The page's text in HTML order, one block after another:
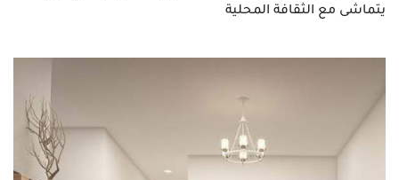
يتماشى مع الثقافة المحلية